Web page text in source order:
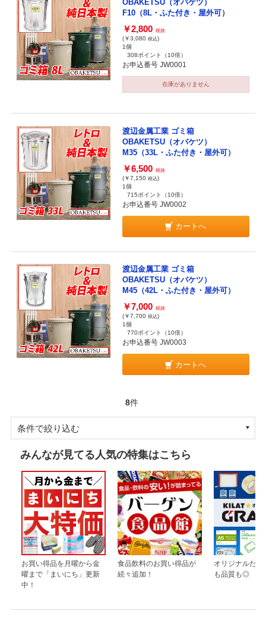
OBAKETSU（オバケツ）
F10（8L・ふた付き・屋外可）
￥2,800 税抜
(￥3,080 税込)
1個
308ポイント
（10倍）
お申込番号 JW0001
在庫がありません
渡辺金属工業 ゴミ箱
OBAKETSU（オバケツ）
M35（33L・ふた付き・屋外可）
￥6,500 税抜
(￥7,150 税込)
1個
715ポイント
（10倍）
お申込番号 JW0002
カートへ
渡辺金属工業 ゴミ箱
OBAKETSU（オバケツ）
M45（42L・ふた付き・屋外可）
￥7,000 税抜
(￥7,700 税込)
1個
770ポイント
（10倍）
お申込番号 JW0003
カートへ
8件
条件で絞り込む
みんなが見てる人気の特集はこちら
お買い得品を月曜から金
曜まで「まいにち」更新
中！
食品飲料のお買い得品が
続々追加！
オリジナルだか
も品質も◎